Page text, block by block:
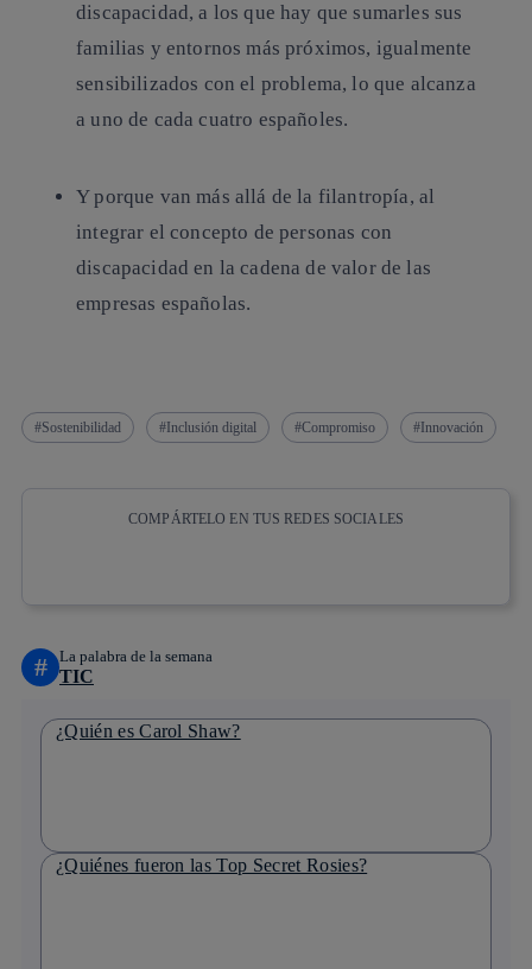
discapacidad, a los que hay que sumarles sus
familias y entornos más próximos, igualmente
sensibilizados con el problema, lo que alcanza
a uno de cada cuatro españoles.
Y porque van más allá de la filantropía, al
integrar el concepto de personas con
discapacidad en la cadena de valor de las
empresas españolas.
Sostenibilidad Inclusión digital Compromiso Innovación
COMPÁRTELO EN TUS REDES SOCIALES
# La palabra de la semana
TIC
¿Quién es Carol Shaw?
¿Quiénes fueron las Top Secret Rosies?